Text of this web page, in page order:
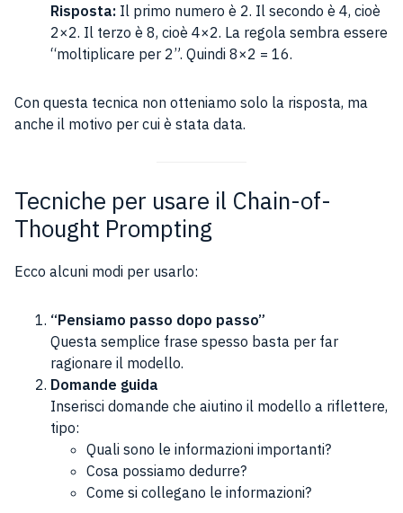
Risposta: Il primo numero è 2. Il secondo è 4, cioè
2×2. Il terzo è 8, cioè 4×2. La regola sembra essere
“moltiplicare per 2”. Quindi 8×2 = 16.
Con questa tecnica non otteniamo solo la risposta, ma
anche il motivo per cui è stata data.
Tecniche per usare il Chain-of-
Thought Prompting
Ecco alcuni modi per usarlo:
“Pensiamo passo dopo passo”
Questa semplice frase spesso basta per far
ragionare il modello.
Domande guida
Inserisci domande che aiutino il modello a riflettere,
tipo:
Quali sono le informazioni importanti?
Cosa possiamo dedurre?
Come si collegano le informazioni?